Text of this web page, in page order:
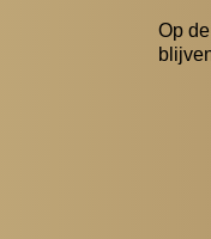
Op